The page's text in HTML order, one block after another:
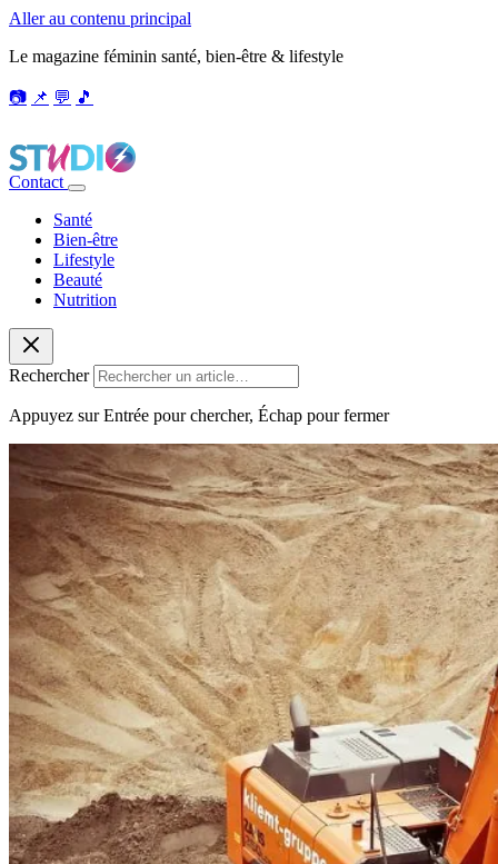
Aller au contenu principal
Le magazine féminin santé, bien-être & lifestyle
📷 📌 💬 🎵
Contact
Santé
Bien-être
Lifestyle
Beauté
Nutrition
Rechercher
Appuyez sur Entrée pour chercher, Échap pour fermer